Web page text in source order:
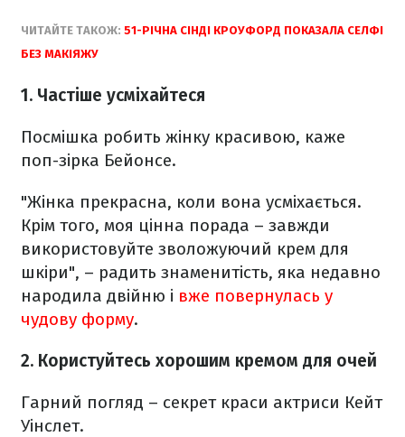
ЧИТАЙТЕ ТАКОЖ: 51-РІЧНА СІНДІ КРОУФОРД ПОКАЗАЛА СЕЛФІ
БЕЗ МАКІЯЖУ
1. Частіше усміхайтеся
Посмішка робить жінку красивою, каже
поп-зірка Бейонсе.
"Жінка прекрасна, коли вона усміхається.
Крім того, моя цінна порада – завжди
використовуйте зволожуючий крем для
шкіри", – радить знаменитість, яка недавно
народила двійню і вже повернулась у
чудову форму.
2. Користуйтесь хорошим кремом для очей
Гарний погляд – секрет краси актриси Кейт
Уінслет.